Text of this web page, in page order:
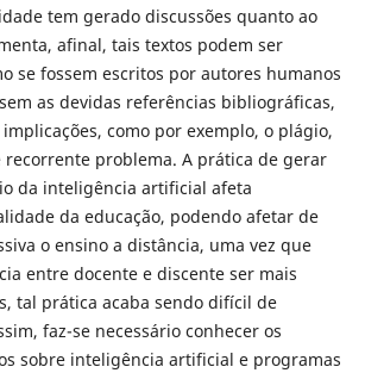
tem gerado discussões quanto ao
afinal, tais textos podem ser
se fossem escritos por autores humanos
as devidas referências bibliográficas,
como por exemplo, o plágio,
recorrente problema. A prática de gerar
da inteligência artificial afeta
da educação, podendo afetar de
o ensino a distância, uma vez que
entre docente e discente ser mais
tal prática acaba sendo difícil de
faz-se necessário conhecer os
sobre inteligência artificial e programas